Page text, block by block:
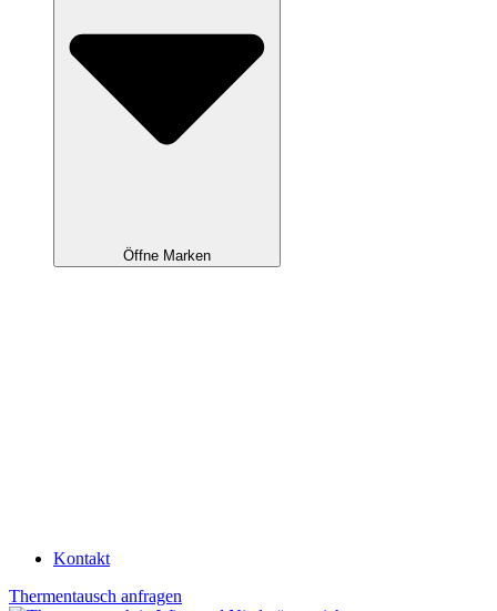
Öffne Marken
Kontakt
Thermentausch anfragen